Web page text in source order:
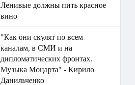
Ленивые должны пить красное
вино
"Как они скулят по всем
каналам, в СМИ и на
дипломатических фронтах.
Музыка Моцарта" - Кирило
Данильченко